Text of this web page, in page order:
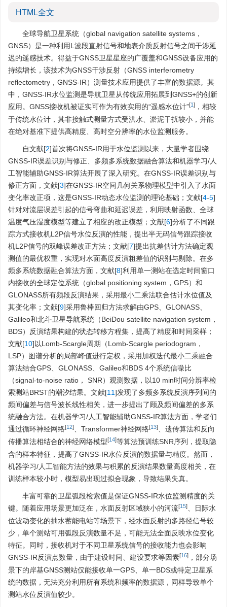
HTML全文
全球导航卫星系统（global navigation satellite systems，
GNSS）是一种利用L波段直射信号和地表介质反射信号之间干涉延
迟的遥感技术。得益于GNSS卫星星座的广覆盖和GNSS设备应用的
持续增长，该技术为GNSS干涉反射（GNSS interferometry
reflectometry，GNSS-IR）测量技术应用提供了丰富的数据源。其
中，GNSS-IR水位监测是导航卫星从传统应用拓展到GNSS+的创新
应用。GNSS接收机被证实可作为有效实用的“遥感水位计”[1] ，相较
于传统水位计，其非接触式测量方式受洪水、淤泥干扰较小，并能
在绝对基准下提供高精度、高时空分辨率的水位监测服务。
自文献[2]首次将GNSS-IR用于水位监测以来，大量学者围绕
GNSS-IR误差识别与修正、多频多系统数据融合算法和机器学习/人
工智能辅助GNSS-IR算法开展了深入研究。在GNSS-IR误差识别与
修正方面，文献[3]在GNSS-IR空间几何关系物理模型中引入了水面
变化率改正项，这是GNSS-IR动态水位监测的理论基础；文献[4-5]
针对对流层误差引起的信号弯曲和延迟误差，利用映射函数、全球
温度气压湿度模型等建立了相应的改正模型；文献[6]分析了不同跟
踪方式接收机L2P信号水位反演的性能，提出半无码信号跟踪接收
机L2P信号的双峰误差改正方法；文献[7]提出抗差估计方法确定观
测值的最优权重，实现对水面高度反演粗差值的识别与剔除。在多
频多系统数据融合算法方面，文献[8]利用单一测站在选定时间窗口
内接收的全球定位系统（global positioning system，GPS）和
GLONASS所有频段反演结果，采用最小二乘法联合估计水位值及
其变化率；文献[9]采用鲁棒回归方法求解由GPS、GLONASS、
Galileo和北斗卫星导航系统（BeiDou satellite navigation system，
BDS）反演结果构建的状态转移方程集，提高了精度和时间采样；
文献[10]以Lomb-Scargle周期（Lomb-Scargle periodogram，
LSP）图谱分析的局部峰值进行定权，采用加权迭代最小二乘融合
算法结合GPS、GLONASS、Galileo和BDS 4个系统信噪比
（signal-to-noise ratio， SNR）观测数据，以10 min时间分辨率检
索测站BRST的潮汐结果。文献[11]发现了多频多系统反演序列间的
频间偏差与信号波长线性相关，进一步提出了顾及频间偏差的多系
统融合方法。在机器学习/人工智能辅助GNSS-IR算法方面，学者们
通过循环神经网络[12] 、Transformer神经网络[13]
、遗传算法和反向
传播算法相结合的神经网络模型[14]等算法预训练SNR序列，提取隐
含的样本特征，提高了GNSS-IR水位反演的数据量与精度。然而，
机器学习/人工智能方法的效果与积累的反演结果数量高度相关，在
训练样本较小时，模型易出现过拟合现象，导致结果失真。
丰富可靠的卫星弧段检索值是保证GNSS-IR水位监测精度的关
键。随着应用场景更加泛在，水面反射区域狭小的河流[15]
、日际水
位波动变化的抽水蓄能电站等场景下，经水面反射的多路径信号较
少，单个测站可用弧段反演数量不足，可能无法全面反映水位变化
特征。同时，接收机对于不同卫星系统信号的接收能力也会影响
GNSS-IR反演点数量，由于建设时间、建设要求等因素[16] ，部分场
景下的岸基GNSS测站仅能接收单一GPS、单一BDS或特定卫星系
统的数据，无法充分利用所有系统和频率的数据源，同样导致单个
测站水位反演值较少。